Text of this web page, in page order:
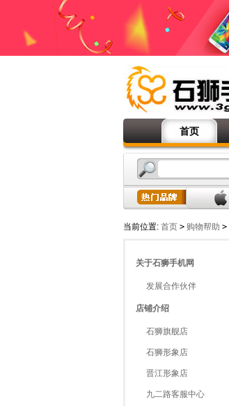
首页
当前位置: 首页 > 购物帮助 >
关于石狮手机网
发展合作伙伴
店铺介绍
石狮旗舰店
石狮形象店
晋江形象店
九二路客服中心